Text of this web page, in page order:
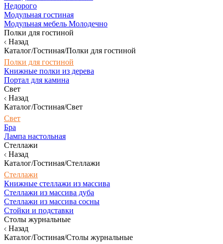
Недорого
Модульная гостиная
Модульная мебель Молодечно
Полки для гостиной
Назад
Каталог/Гостиная/Полки для гостиной
Полки для гостиной
Книжные полки из дерева
Портал для камина
Свет
Назад
Каталог/Гостиная/Свет
Свет
Бра
Лампа настольная
Стеллажи
Назад
Каталог/Гостиная/Стеллажи
Стеллажи
Книжные стеллажи из массива
Стеллажи из массива дуба
Стеллажи из массива сосны
Стойки и подставки
Столы журнальные
Назад
Каталог/Гостиная/Столы журнальные